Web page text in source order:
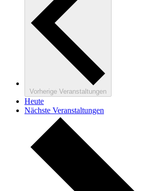
Vorherige Veranstaltungen
Heute
Nächste Veranstaltungen